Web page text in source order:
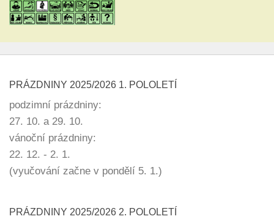
PRÁZDNINY 2025/2026 1. POLOLETÍ
podzimní prázdniny:
27. 10. a 29. 10.
vánoční prázdniny:
22. 12. - 2. 1.
(vyučování začne v pondělí 5. 1.)
PRÁZDNINY 2025/2026 2. POLOLETÍ